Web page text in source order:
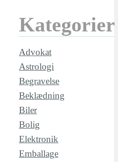
Kategorier
Advokat
Astrologi
Begravelse
Beklædning
Biler
Bolig
Elektronik
Emballage